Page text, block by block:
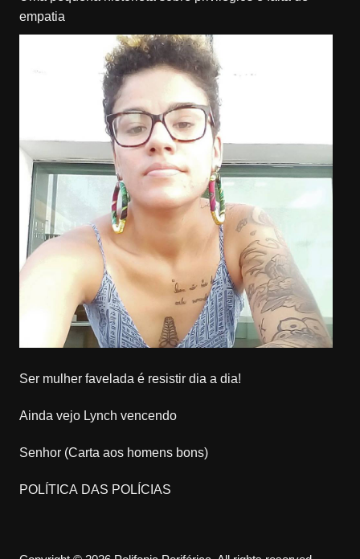
empatia
Ser mulher favelada é resistir dia a dia!
Ainda vejo Lynch vencendo
Senhor (Carta aos homens bons)
POLÍTICA DAS POLÍCIAS